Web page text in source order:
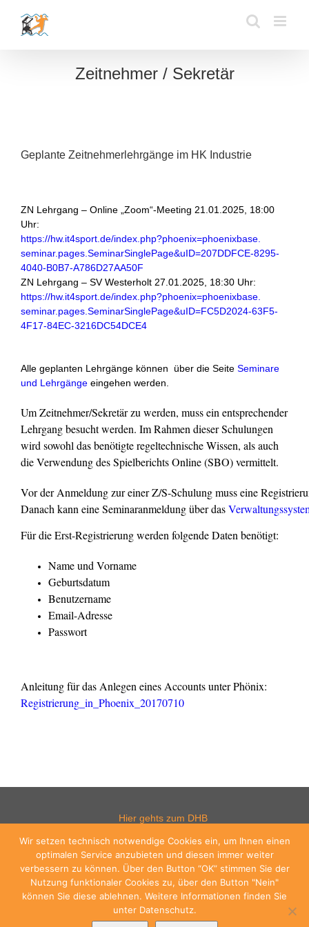
Inhalt
springen
Zeitnehmer / Sekretär
Geplante Zeitnehmerlehrgänge im HK Industrie
ZN Lehrgang – Online „Zoom“-Meeting 21.01.2025, 18:00
Uhr:
https://hw.it4sport.de/index. php?phoenix=phoenixbase.
seminar.pages. SeminarSinglePage&uID=207DDFCE-8295-
4040-B0B7-A786D27AA50F
ZN Lehrgang – SV Westerholt 27.01.2025, 18:30 Uhr:
https://hw.it4sport.de/index. php?phoenix=phoenixbase.
seminar.pages. SeminarSinglePage&uID=FC5D2024-63F5-
4F17-84EC-3216DC54DCE4
Alle geplanten Lehrgänge können über die Seite Seminare
und Lehrgänge eingehen werden.
Um Zeitnehmer/Sekretär zu werden, muss ein entsprechender
Lehrgang besucht werden. Im Rahmen dieser Schulungen
wird sowohl das benötigte regeltechnische Wissen, als auch
die Verwendung des Spielberichts Online (SBO) vermittelt.
Vor der Anmeldung zur einer Z/S-Schulung muss eine
Danach kann eine Seminaranmeldung über das
Für die Erst-Registrierung werden folgende Daten benötigt:
Name und Vorname
Geburtsdatum
Benutzername
Email-Adresse
Passwort
Anleitung für das Anlegen eines Accounts unter Phönix:
Registrierung_in_Phoenix_20170710
Hier gehts zum DHB
Wir setzen technisch notwendige Cookies ein, um Ihnen einen
optimalen Service anzubieten und diesen immer weiter
verbessern zu können. Über den Button “OK” stimmen Sie der
Nutzung funktionaler Cookies zu, über den Button "Nein"
können Sie diese ablehnen. Weitere Informationen finden Sie
unter Datenschutz.